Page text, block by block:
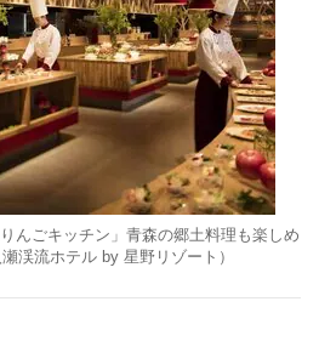
んごキッチン」青森の郷土料理も楽しめ
渓流ホテル by 星野リゾート）